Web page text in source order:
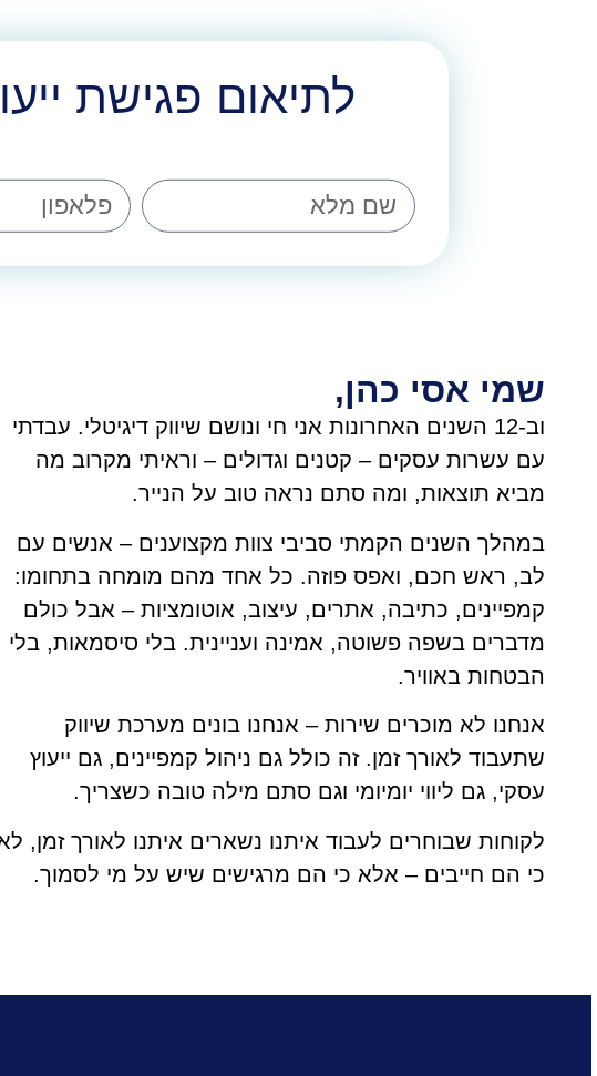
לתיאום פגישת
שמי אסי כהן,
וב-12 השנים האחרונות אני חי ונושם שיווק דיגיטלי. עבדתי
עם עשרות עסקים – קטנים וגדולים – וראיתי מקרוב מה
מביא תוצאות, ומה סתם נראה טוב על הנייר.
במהלך השנים הקמתי סביבי צוות מקצוענים – אנשים עם
לב, ראש חכם, ואפס פוזה. כל אחד מהם מומחה בתחומו:
קמפיינים, כתיבה, אתרים, עיצוב, אוטומציות – אבל כולם
מדברים בשפה פשוטה, אמינה ועניינית. בלי סיסמאות, בלי
הבטחות באוויר.
אנחנו לא מוכרים שירות – אנחנו בונים מערכת שיווק
שתעבוד לאורך זמן. זה כולל גם ניהול קמפיינים, גם ייעוץ
עסקי, גם ליווי יומיומי וגם סתם מילה טובה כשצריך.
לקוחות שבוחרים לעבוד איתנו נשארים איתנו לאורך זמן, לא
כי הם חייבים – אלא כי הם מרגישים שיש על מי לסמוך.